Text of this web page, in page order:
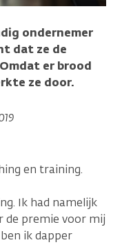
ondernemer
dat ze de
er brood
ze door.
en training.
Ik had namelijk
de premie voor mij
ik dapper